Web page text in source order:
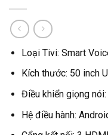
Loại Tivi: Smart
Kích thước: 50 inch
Điều khiển giọng
Hệ điều hành: